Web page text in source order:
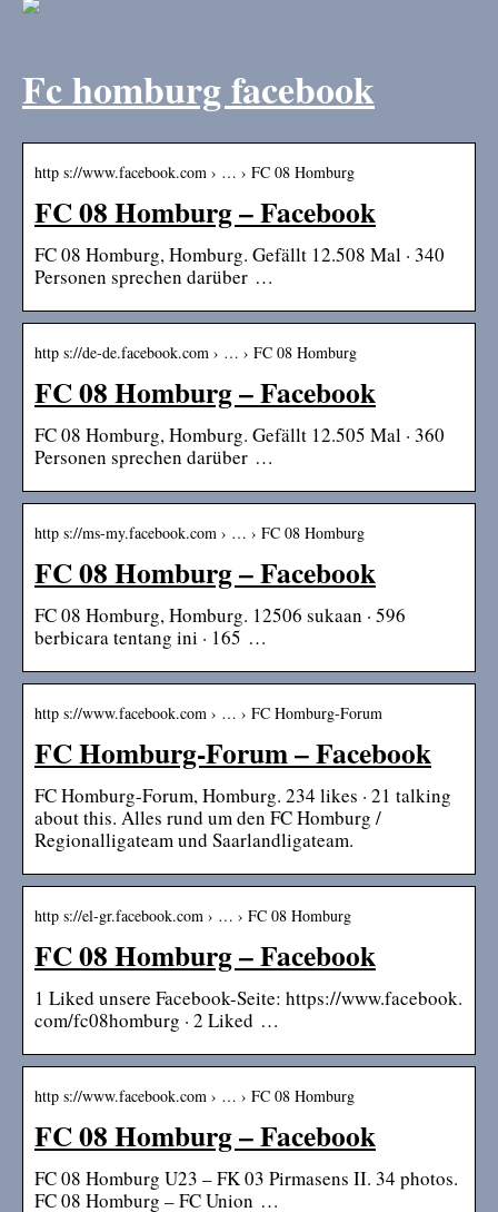
Fc homburg facebook
http s://www.facebook.com › … › FC 08 Homburg
FC 08 Homburg – Facebook
FC 08 Homburg, Homburg. Gefällt 12.508 Mal · 340
Personen sprechen darüber …
http s://de-de.facebook.com › … › FC 08 Homburg
FC 08 Homburg – Facebook
FC 08 Homburg, Homburg. Gefällt 12.505 Mal · 360
Personen sprechen darüber …
http s://ms-my.facebook.com › … › FC 08 Homburg
FC 08 Homburg – Facebook
FC 08 Homburg, Homburg. 12506 sukaan · 596
berbicara tentang ini · 165 …
http s://www.facebook.com › … › FC Homburg-Forum
FC Homburg-Forum – Facebook
FC Homburg-Forum, Homburg. 234 likes · 21 talking
about this. Alles rund um den FC Homburg /
Regionalligateam und Saarlandligateam.
http s://el-gr.facebook.com › … › FC 08 Homburg
FC 08 Homburg – Facebook
1 Liked unsere Facebook-Seite: https://www.facebook.
com/fc08homburg · 2 Liked …
http s://www.facebook.com › … › FC 08 Homburg
FC 08 Homburg – Facebook
FC 08 Homburg U23 – FK 03 Pirmasens II. 34 photos.
FC 08 Homburg – FC Union …